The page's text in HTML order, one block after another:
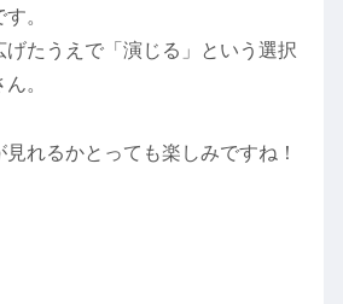
。
たうえで「演じる」という選択
。
れるかとっても楽しみですね！